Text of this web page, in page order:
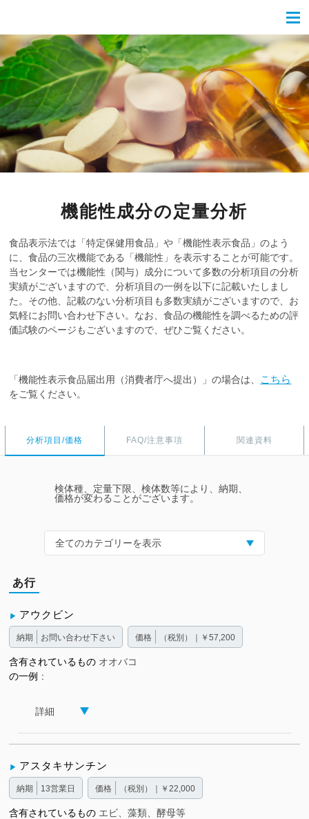
機能性成分の定量分析
食品表示法では「特定保健用食品」や「機能性表示食品」のよう
に、食品の三次機能である「機能性」を表示することが可能です。
当センターでは機能性（関与）成分について多数の分析項目の分析
実績がございますので、分析項目の一例を以下に記載いたしまし
た。その他、記載のない分析項目も多数実績がございますので、お
気軽にお問い合わせ下さい。なお、食品の機能性を調べるための評
価試験のページもございますので、ぜひご覧ください。
「機能性表示食品届出用（消費者庁へ提出）」の場合は、 こちら
をご覧ください。
分析項目/価格 FAQ/注意事項 関連資料
検体種、定量下限、検体数等により、納期、
価格が変わることがございます。
全てのカテゴリーを表示
あ行
アウクビン
納期 お問い合わせ下さい 価格 （税別）｜￥57,200
含有されているもの
の一例
オオバコ
詳細
アスタキサンチン
納期 13営業日 価格 （税別）｜￥22,000
含有されているもの エビ、藻類、酵母等